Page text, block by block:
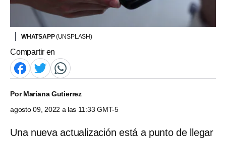
WHATSAPP(UNSPLASH)
Compartir en
PorMariana Gutierrez
agosto 09, 2022 a las 11:33 GMT-5
Una nueva actualización está a punto de llegar